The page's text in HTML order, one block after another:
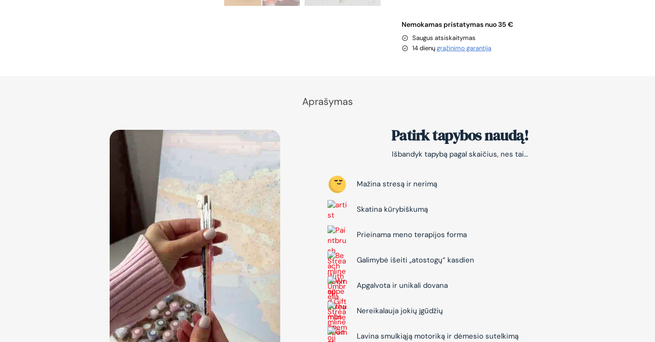
Nemokamas pristatymas nuo 35 €
Saugus atsiskaitymas
14 dienųgrąžinimo garantija
Aprašymas
Patirk tapybos naudą!
Išbandyk tapybą pagal skaičius, nes tai…
Mažina stresą ir nerimą
Skatina kūrybiškumą
Prieinama meno terapijos forma
Galimybė išeiti „atostogų“ kasdien
Apgalvota ir unikali dovana
Nereikalauja jokių įgūdžių
Lavina smulkiąją motoriką ir dėmesio sutelkimą